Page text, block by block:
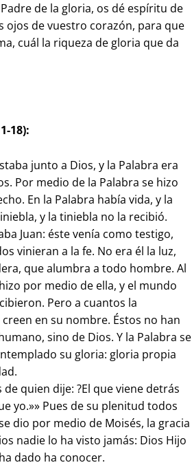
de la gloria, os dé espíritu de
ojos de vuestro corazón, para que
cuál la riqueza de gloria que da
18):
junto a Dios, y la Palabra era
Por medio de la Palabra se hizo
En la Palabra había vida, y la
y la tiniebla no la recibió.
Juan: éste venía como testigo,
vinieran a la fe. No era él la luz,
que alumbra a todo hombre. Al
por medio de ella, y el mundo
Pero a cuantos la
en su nombre. Éstos no han
sino de Dios. Y la Palabra se
su gloria: gloria propia
quien dije: ?El que viene detrás
yo.»» Pues de su plenitud todos
dio por medio de Moisés, la gracia
nadie lo ha visto jamás: Dios Hijo
dado ha conocer.